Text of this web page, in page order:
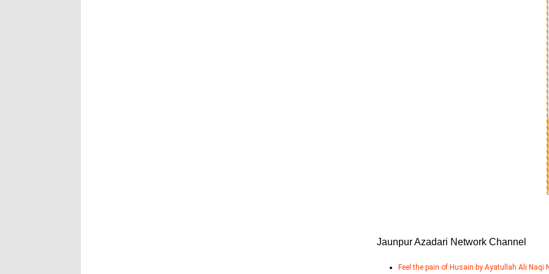
Jaunpur Azadari Network Channel
Feel the pain of Husain by Ayatullah Ali Naqi Naqvi [naqqan]